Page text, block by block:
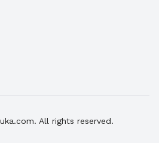
All rights reserved.